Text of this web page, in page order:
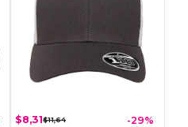
$8,31$11,64 -29%